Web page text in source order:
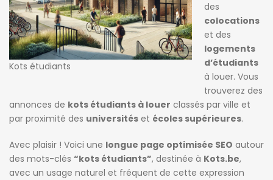
Kots étudiants
des
colocations
et des
logements
d’étudiants
à louer. Vous
trouverez des
annonces de kots étudiants à louer classés par ville et
par proximité des universités et écoles supérieures.
Avec plaisir ! Voici une longue page optimisée SEO autour
des mots-clés “kots étudiants”, destinée à Kots.be,
avec un usage naturel et fréquent de cette expression
de Ghellinck
ago
Chambre chez l’habitant
Killian Sdao
2 jours ago
Studios meublés à louer – Résidence Ustel – Boulevard Poincaré, 76 – Anderlecht – à partir de 720 € charges incluses
Boulevard Poincaré 76, Anderlecht, Belgique
patricia
470€